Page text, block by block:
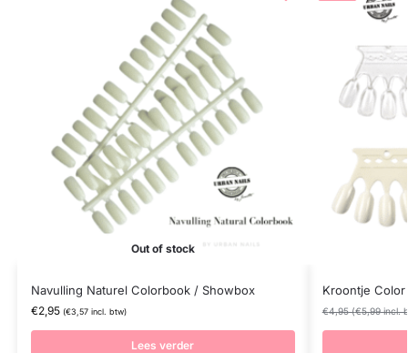
Out of stock
Navulling Naturel Colorbook / Showbox
€2,95 (€3,57incl. btw)
Lees verder
Kroontje Color
€4,95(€5,99incl.